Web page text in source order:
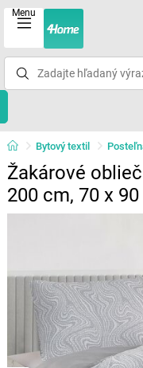
Menu
Bytový textil
Žakárové
200 cm, 70 x